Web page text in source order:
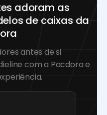
adoram as
de caixas da
antes de si
com a Pacdora e